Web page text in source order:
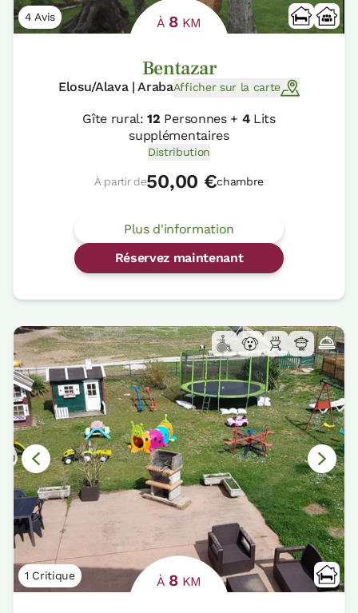
4 Avis À 8 KM
Bentazar
Elosu/Alava | ArabaAfficher sur la carte
Gîte rural:12 Personnes + 4Lits
supplémentaires
Distribution
À partir de50,00 €chambre
Plus d'information
Réservez maintenant
1 Critique À 8 KM